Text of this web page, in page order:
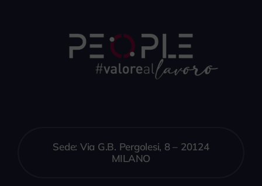
Sede: Via G.B. Pergolesi, 8 – 20124
MILANO